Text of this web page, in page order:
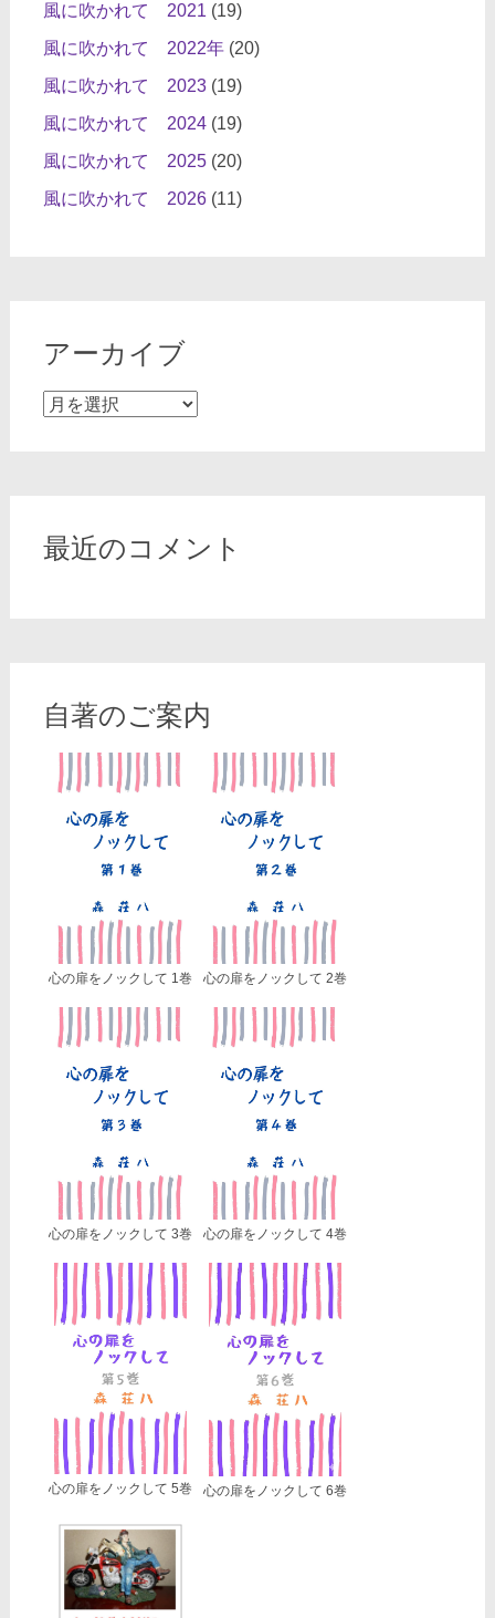
風に吹かれて 2021 (19)
風に吹かれて 2022年(20)
風に吹かれて 2023(19)
風に吹かれて 2024(19)
風に吹かれて 2025(20)
風に吹かれて 2026(11)
アーカイブ
ア
最近のコメント
自著のご案内
心の扉をノックして 1巻 心の扉をノックして 2巻
心の扉をノックして 3巻 心の扉をノックして 4巻
心の扉をノックして 5巻 心の扉をノックして 6巻